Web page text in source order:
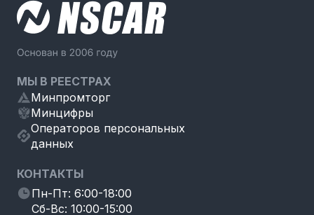
МЫ В РЕЕСТРАХ
Минпромторг
Минцифры
Операторов персональных
данных
КОНТАКТЫ
Пн-Пт: 6:00-18:00
Сб-Вс: 10:00-15:00